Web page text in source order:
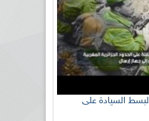
الإذاعة الجزائرية تحي الذكرى 59 لبسط السيادة على